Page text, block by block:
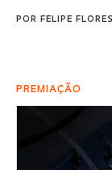
POR FELIPE
PREMIAÇÃO